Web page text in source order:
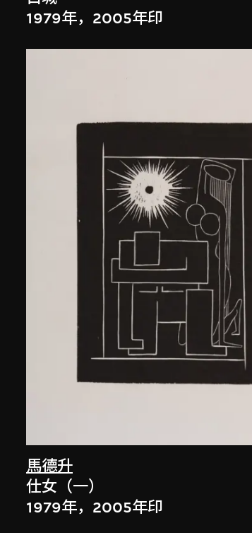
1979年，2005年印
馬德升
仕女（一）
1979年，2005年印